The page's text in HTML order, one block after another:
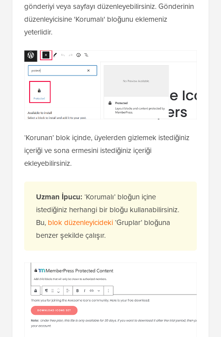
gönderiyi veya sayfayı düzenleyebilirsiniz. Gönderinin
düzenleyicisine 'Korumalı' bloğunu eklemeniz
yeterlidir.
‘Korunan’ blok içinde, üyelerden gizlemek istediğiniz
içeriği ve sona ermesini istediğiniz içeriği
ekleyebilirsiniz.
Uzman İpucu: ‘Korumalı’ bloğun içine
istediğiniz herhangi bir bloğu kullanabilirsiniz.
Bu, blok düzenleyicideki‘Gruplar’ bloğuna
benzer şekilde çalışır.